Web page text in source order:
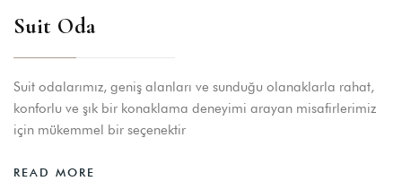
Suit Oda
Suit odalarımız, geniş alanları ve sunduğu olanaklarla rahat,
konforlu ve şık bir konaklama deneyimi arayan misafirlerimiz
için mükemmel bir seçenektir
READ MORE